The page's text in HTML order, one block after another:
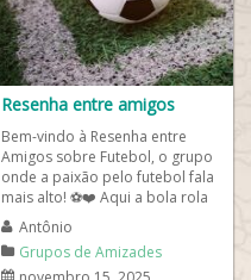
Resenha entre amigos
Bem-vindo à Resenha entre
Amigos sobre Futebol, o grupo
onde a paixão pelo futebol fala
mais alto! ⚽❤️ Aqui a bola rola
nos debates, nas risadas e nas...
Antônio
Grupos de Amizades